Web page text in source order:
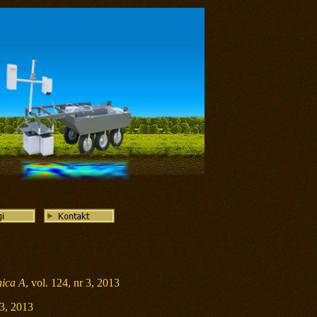
A, vol. 124, nr 3, 2013
2013